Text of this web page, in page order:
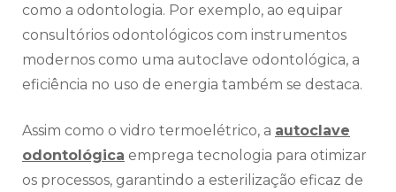
como a odontologia. Por exemplo, ao equipar
consultórios odontológicos com instrumentos
modernos como uma autoclave odontológica, a
eficiência no uso de energia também se destaca.
Assim como o vidro termoelétrico, a autoclave
odontológica emprega tecnologia para otimizar
os processos, garantindo a esterilização eficaz de